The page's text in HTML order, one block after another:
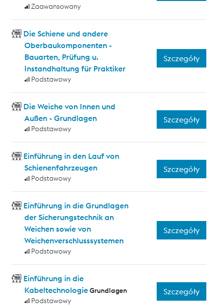
Zaawansowany
Die Schiene und andere
Oberbaukomponenten -
Bauarten, Prüfung u.
Instandhaltung für Praktiker
Podstawowy
Szczegóły
Die Weiche von Innen und
Außen - Grundlagen
Podstawowy
Szczegóły
Einführung in den Lauf von
Schienenfahrzeugen
Podstawowy
Szczegóły
Einführung in die Grundlagen
der Sicherungstechnik an
Weichen sowie von
Weichenverschlusssystemen
Podstawowy
Szczegóły
Einführung in die
KabeltechnologieGrundlagen
Podstawowy
Szczegóły